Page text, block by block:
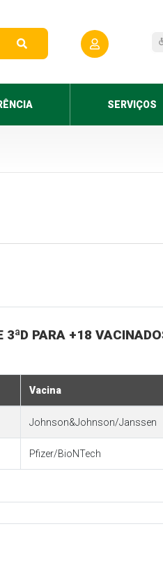
SERVIÇOS
3ªD PARA +18
Vacina
Johnson&Johnson/Janssen
Pfizer/BioNTech